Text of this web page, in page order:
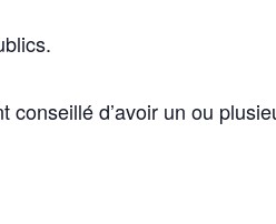
conseillé d’avoir un ou